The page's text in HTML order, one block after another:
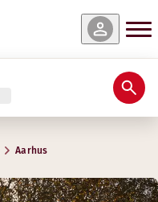
Aarhus